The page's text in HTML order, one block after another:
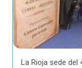
La Rioja sede del